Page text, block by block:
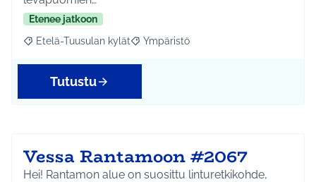
Etenee jatkoon
Rajaa tulokset aihepiirin mukaan: Etelä-Tuusulan kylät
Etelä-Tuusulan kylät Rajaa tulokset teeman mukaan:
Ympäristö
Tutustu
Vessa Rantamoon #2067
Hei! Rantamon alue on suosittu linturetkikohde,